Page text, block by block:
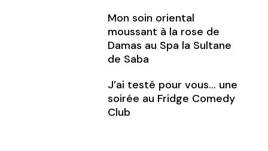
Mon soin oriental
moussant à la rose de
Damas au Spa la Sultane
de Saba
J’ai testé pour vous… une
soirée au Fridge Comedy
Club